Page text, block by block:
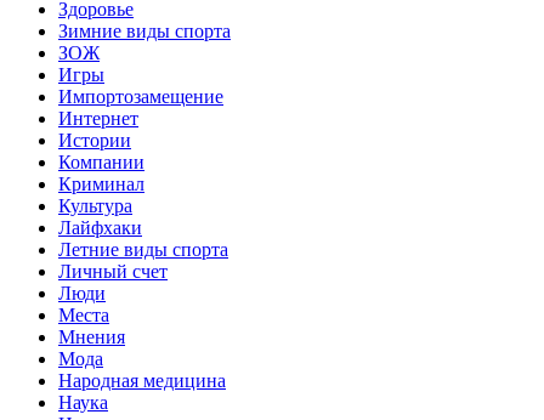
Здоровье
Зимние виды спорта
ЗОЖ
Игры
Импортозамещение
Интернет
Истории
Компании
Криминал
Культура
Лайфхаки
Летние виды спорта
Личный счет
Люди
Места
Мнения
Мода
Народная медицина
Наука